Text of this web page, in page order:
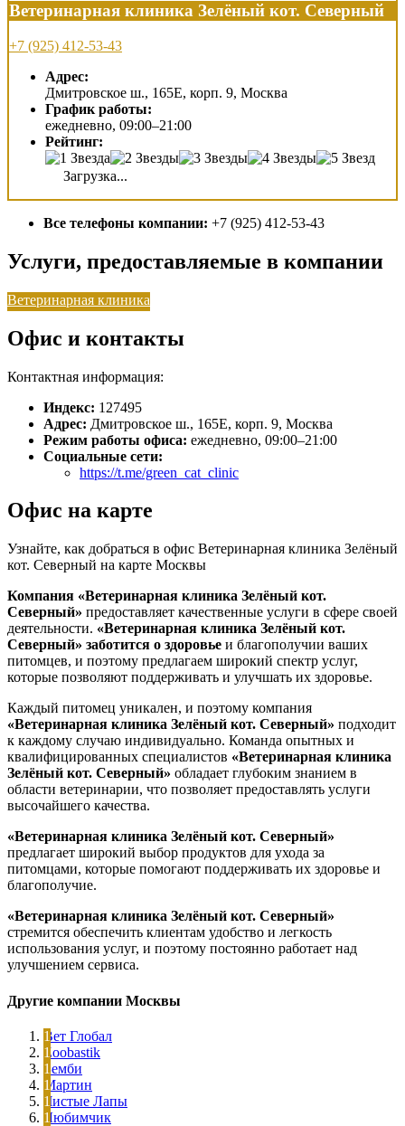
Ветеринарная клиника Зелёный кот. Северный
+7 (925) 412-53-43
Адрес:
Дмитровское ш., 165Е, корп. 9, Москва
График работы:
ежедневно, 09:00–21:00
Рейтинг:
Загрузка...
Все телефоны компании: +7 (925) 412-53-43
Услуги, предоставляемые в компании
Ветеринарная клиника
Офис и контакты
Контактная информация:
Индекс: 127495
Адрес: Дмитровское ш., 165Е, корп. 9, Москва
Режим работы офиса: ежедневно, 09:00–21:00
Социальные сети:
https://t.me/green_cat_clinic
Офис на карте
Узнайте, как добраться в офис Ветеринарная клиника Зелёный
кот. Северный на карте Москвы
Компания «Ветеринарная клиника Зелёный кот.
Северный» предоставляет качественные услуги в сфере своей
деятельности. «Ветеринарная клиника Зелёный кот.
Северный» заботится о здоровье и благополучии ваших
питомцев, и поэтому предлагаем широкий спектр услуг,
которые позволяют поддерживать и улучшать их здоровье.
Каждый питомец уникален, и поэтому компания
«Ветеринарная клиника Зелёный кот. Северный» подходит
к каждому случаю индивидуально. Команда опытных и
квалифицированных специалистов «Ветеринарная клиника
Зелёный кот. Северный» обладает глубоким знанием в
области ветеринарии, что позволяет предоставлять услуги
высочайшего качества.
«Ветеринарная клиника Зелёный кот. Северный»
предлагает широкий выбор продуктов для ухода за
питомцами, которые помогают поддерживать их здоровье и
благополучие.
«Ветеринарная клиника Зелёный кот. Северный»
стремится обеспечить клиентам удобство и легкость
использования услуг, и поэтому постоянно работает над
улучшением сервиса.
Другие компании Москвы
Вет Глобал
Zoobastik
Бемби
Мартин
Чистые Лапы
Любимчик